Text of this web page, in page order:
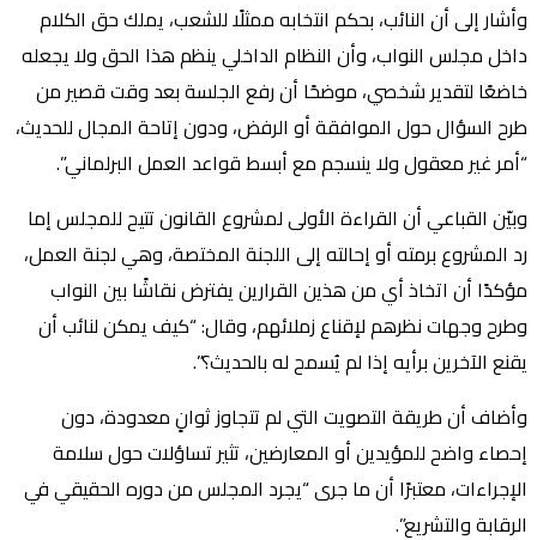
وأشار إلى أن النائب، بحكم انتخابه ممثلًا للشعب، يملك حق الكلام
داخل مجلس النواب، وأن النظام الداخلي ينظم هذا الحق ولا يجعله
خاضعًا لتقدير شخصي، موضحًا أن رفع الجلسة بعد وقت قصير من
طرح السؤال حول الموافقة أو الرفض، ودون إتاحة المجال للحديث،
“أمر غير معقول ولا ينسجم مع أبسط قواعد العمل البرلماني”.
وبيّن القباعي أن القراءة الأولى لمشروع القانون تتيح للمجلس إما
رد المشروع برمته أو إحالته إلى اللجنة المختصة، وهي لجنة العمل،
مؤكدًا أن اتخاذ أي من هذين القرارين يفترض نقاشًا بين النواب
وطرح وجهات نظرهم لإقناع زملائهم، وقال: “كيف يمكن لنائب أن
يقنع الآخرين برأيه إذا لم يُسمح له بالحديث؟”.
وأضاف أن طريقة التصويت التي لم تتجاوز ثوانٍ معدودة، دون
إحصاء واضح للمؤيدين أو المعارضين، تثير تساؤلات حول سلامة
الإجراءات، معتبرًا أن ما جرى “يجرد المجلس من دوره الحقيقي في
الرقابة والتشريع”.